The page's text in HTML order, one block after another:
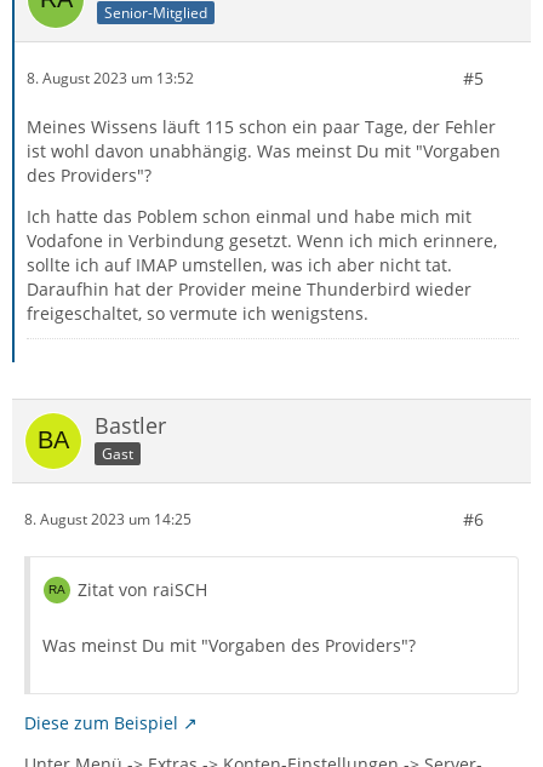
Senior-Mitglied
8. August 2023 um 13:52 #5
Meines Wissens läuft 115 schon ein paar Tage, der Fehler
ist wohl davon unabhängig. Was meinst Du mit "Vorgaben
des Providers"?
Ich hatte das Poblem schon einmal und habe mich mit
Vodafone in Verbindung gesetzt. Wenn ich mich erinnere,
sollte ich auf IMAP umstellen, was ich aber nicht tat.
Daraufhin hat der Provider meine Thunderbird wieder
freigeschaltet, so vermute ich wenigstens.
Bastler
Gast
8. August 2023 um 14:25 #6
Zitat von raiSCH
Was meinst Du mit "Vorgaben des Providers"?
Diese zum Beispiel